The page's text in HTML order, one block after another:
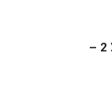
بايرن ميونخ يهزم أستون فيلا 2 –